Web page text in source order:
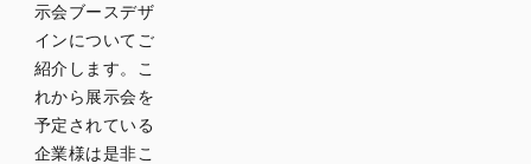
示会ブースデザ
インについてご
紹介します。こ
れから展示会を
予定されている
企業様は是非こ